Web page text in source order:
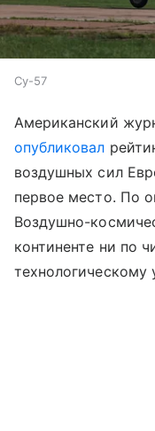
Су-57
Американский
опубликовал
воздушных сил
первое место. По
Воздушно-
континенте ни по
технологическому